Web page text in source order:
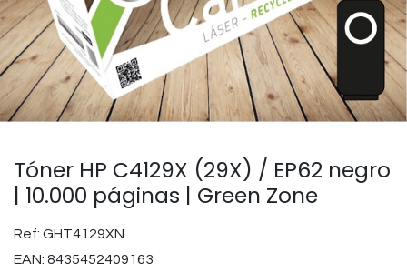
Tóner HP C4129X (29X) / EP62 negro
| 10.000 páginas | Green Zone
Ref: GHT4129XN
EAN: 8435452409163